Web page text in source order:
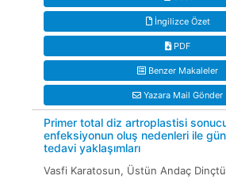
İngilizce Özet
PDF
Benzer Makaleler
Yazara Mail Gönder
Primer total diz artroplastisi
enfeksiyonun oluş nedenleri ile
tedavi yaklaşımları
Vasfi Karatosun, Üstün Andaç